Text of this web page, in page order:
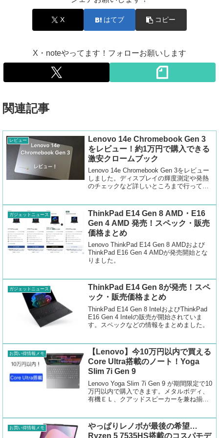
X はてブ コピー
X・noteやってます！フォローお願いします
関連記事
レビュー
Lenovo 14e Chromebook Gen 3
をレビュー！約1万円で購入できる
激安クロームブック
Lenovo 14e Chromebook Gen 3をレビュー
しました。ディスプレイの輝度測定や発熱
のチェックなど詳しいところまで行ってい
ガジェットニュース
ThinkPad E14 Gen 8 AMD・E16
Gen 4 AMD 発売！スペック・販売
価格まとめ
Lenovo ThinkPad E14 Gen 8 AMDおよび
ThinkPad E16 Gen 4 AMDが発売開始とな
りました。
ガジェットニュース
ThinkPad E14 Gen 8が発売！スペ
ック・販売価格まとめ
ThinkPad E14 Gen 8 IntelおよびThinkPad
E16 Gen 4 Intelの販売が開始されていま
す。スペックなどの情報をまとめました。
お買い得情報メモ
【Lenovo】今10万円以内で買える
Core Ultra搭載のノート！Yoga
Slim 7i Gen 9
Lenovo Yoga Slim 7i Gen 9 が期間限定で10
万円以内で購入できます。メタルボディ、
有機ＥＬ、クアッドスピーカーを兼ね揃え
お買い得情報メモ
やっぱりレノボが最後の希望…
Ryzen 5 7535HS搭載のコスパモデ